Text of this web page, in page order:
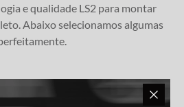
e qualidade LS2 para montar
Abaixo selecionamos algumas